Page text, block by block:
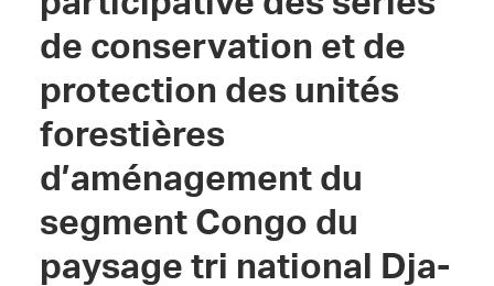
de conservation et de
protection des unités
forestières
d’aménagement du
segment Congo du
paysage tri national Dja-